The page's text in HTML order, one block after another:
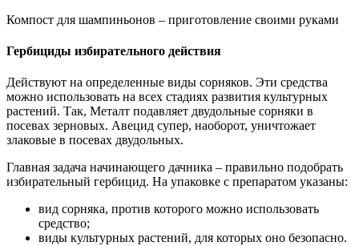
Компост для шампиньонов – приготовление своими руками
Гербициды избирательного действия
Действуют на определенные виды сорняков. Эти средства
можно использовать на всех стадиях развития культурных
растений. Так, Металт подавляет двудольные сорняки в
посевах зерновых. Авецид супер, наоборот, уничтожает
злаковые в посевах двудольных.
Главная задача начинающего дачника – правильно подобрать
избирательный гербицид. На упаковке с препаратом указаны:
вид сорняка, против которого можно использовать
средство;
виды культурных растений, для которых оно безопасно.